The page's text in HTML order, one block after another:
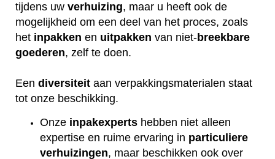
tijdens uw verhuizing, maar u heeft ook de
mogelijkheid om een deel van het proces, zoals
het inpakken en uitpakken van niet-breekbare
goederen, zelf te doen.
Een diversiteit aan verpakkingsmaterialen staat
tot onze beschikking.
Onze inpakexperts hebben niet alleen
expertise en ruime ervaring in particuliere
verhuizingen, maar beschikken ook over